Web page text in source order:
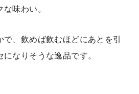
味わい。
、飲めば飲むほどにあとを引
なりそうな逸品です。